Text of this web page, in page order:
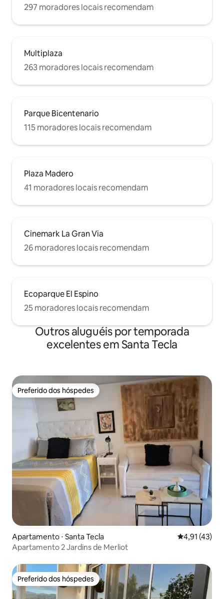
297 moradores locais recomendam
Multiplaza
263 moradores locais recomendam
Parque Bicentenario
115 moradores locais recomendam
Plaza Madero
41 moradores locais recomendam
Cinemark La Gran Via
26 moradores locais recomendam
Ecoparque El Espino
25 moradores locais recomendam
Outros aluguéis por temporada
excelentes em Santa Tecla
Preferido dos hóspedes
Preferido dos hóspedes
Apartamento ⋅ Santa Tecla 4,91 de uma
4,91 (43)
Apartamento 2 Jardins de Merliot
Preferido dos hóspedes
Preferido dos hóspedes